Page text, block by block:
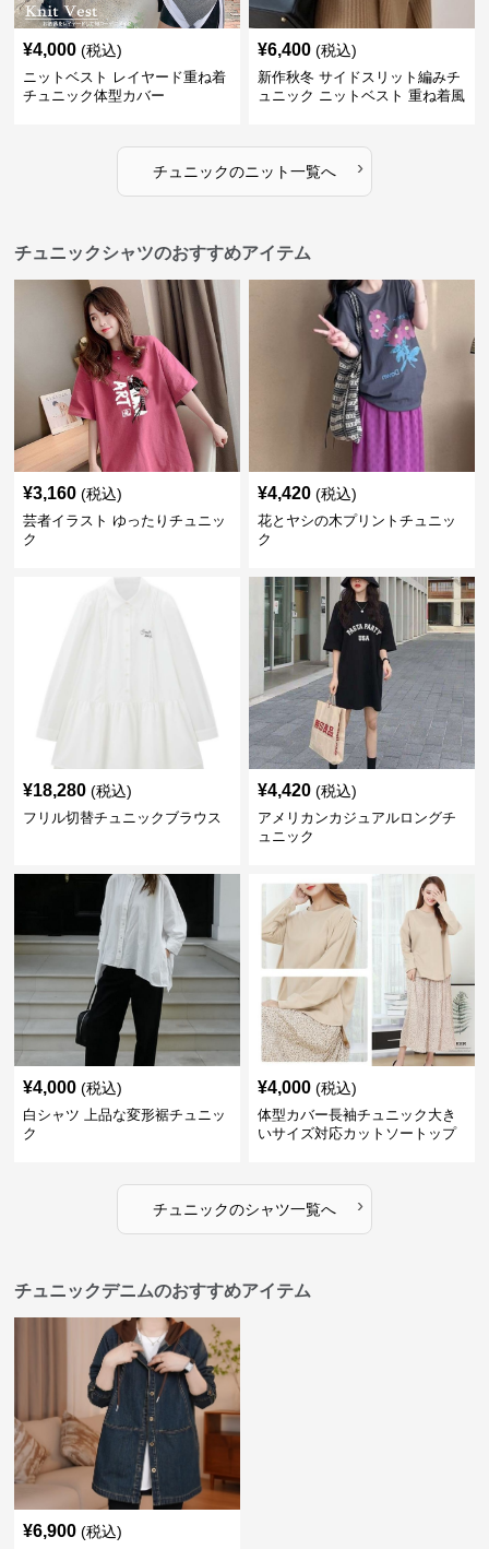
¥4,000 (税込)
ニットベスト レイヤード重ね着
チュニック体型カバー
¥6,400 (税込)
新作秋冬 サイドスリット編みチ
ュニック ニットベスト 重ね着風
チュニックのニット一覧へ ›
チュニックシャツのおすすめアイテム
¥3,160 (税込)
芸者イラスト ゆったりチュニッ
ク
¥4,420 (税込)
花とヤシの木プリントチュニッ
ク
¥18,280 (税込)
フリル切替チュニックブラウス
¥4,420 (税込)
アメリカンカジュアルロングチ
ュニック
¥4,000 (税込)
白シャツ 上品な変形裾チュニッ
ク
¥4,000 (税込)
体型カバー長袖チュニック大き
いサイズ対応カットソートップ
チュニックのシャツ一覧へ ›
チュニックデニムのおすすめアイテム
¥6,900 (税込)